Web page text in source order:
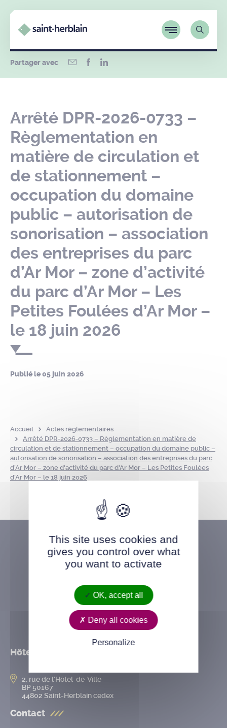
Partager avec
Arrêté DPR-2026-0733 –
Règlementation en
matière de circulation et
de stationnement –
occupation du domaine
public – autorisation de
sonorisation – association
des entreprises du parc
d’Ar Mor – zone d’activité
du parc d’Ar Mor – Les
Petites Foulées d’Ar Mor –
le 18 juin 2026
Publié le05 juin 2026
Accueil
Actes réglementaires
Arrêté DPR-2026-0733 – Règlementation en matière de
circulation et de stationnement – occupation du domaine public –
autorisation de sonorisation – association des entreprises du parc
d’Ar Mor – zone d’activité du parc d’Ar Mor – Les Petites Foulées
d’Ar Mor – le 18 juin 2026
Hôtel de ville
2, rue de l’Hôtel-de-Ville
BP 50167
44802 Saint-Herblain cedex
Contact
This site uses cookies and
gives you control over what
you want to activate
OK, accept all
Deny all cookies
Personalize